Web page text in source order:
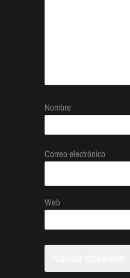
Nombre
Correo electrónico
Web